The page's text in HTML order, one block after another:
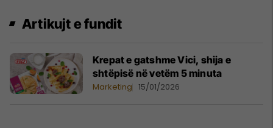
Artikujt e fundit
Krepat e gatshme Vici, shija e
shtëpisë në vetëm 5 minuta
Marketing 15/01/2026